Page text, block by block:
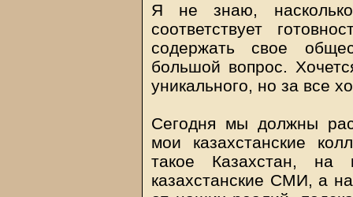
Я не знаю,
соответствует
содержать свое
большой вопрос.
уникального, но за все
Сегодня мы должны
мои казахстанские
такое Казахстан, на
казахстанские СМИ, а